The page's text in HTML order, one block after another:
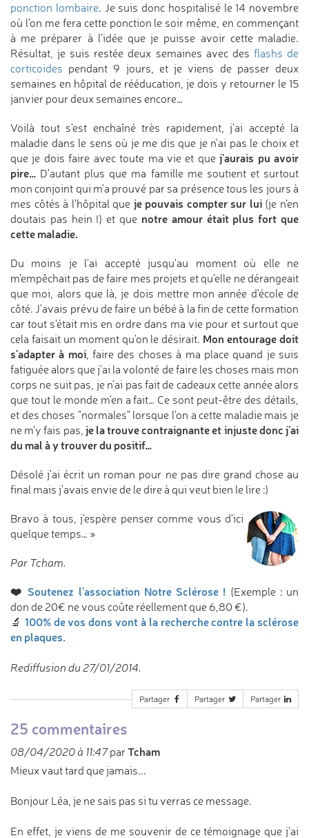
ponction lombaire. Je suis donc hospitalisé le 14 novembre
où l'on me fera cette ponction le soir même, en commençant
à me préparer à l'idée que je puisse avoir cette maladie.
Résultat, je suis restée deux semaines avec des flashs de
corticoïdes pendant 9 jours, et je viens de passer deux
semaines en hôpital de rééducation, je dois y retourner le 15
janvier pour deux semaines encore…
Voilà tout s'est enchaîné très rapidement, j'ai accepté la
maladie dans le sens où je me dis que je n'ai pas le choix et
que je dois faire avec toute ma vie et quej'aurais pu avoir
pire… D'autant plus que ma famille me soutient et surtout
mon conjoint qui m'a prouvé par sa présence tous les jours à
mes côtés à l'hôpital que je pouvais compter sur lui(je n’en
doutais pas hein !) et que notre amour était plus fort que
cette maladie.
Du moins je l'ai accepté jusqu'au moment où elle ne
m'empêchait pas de faire mes projets et qu'elle ne dérangeait
que moi, alors que là, je dois mettre mon année d'école de
côté. J'avais prévu de faire un bébé à la fin de cette formation
car tout s'était mis en ordre dans ma vie pour et surtout que
cela faisait un moment qu'on le désirait. Mon entourage doit
s'adapter à moi, faire des choses à ma place quand je suis
fatiguée alors que j'ai la volonté de faire les choses mais mon
corps ne suit pas, je n'ai pas fait de cadeaux cette année alors
que tout le monde m'en a fait… Ce sont peut-être des détails,
et des choses "normales" lorsque l'on a cette maladie mais je
ne m'y fais pas, je la trouve contraignante et injuste donc j'ai
du mal à y trouver du positif…
Désolé j'ai écrit un roman pour ne pas dire grand chose au
final mais j'avais envie de le dire à qui veut bien le lire :)
Bravo à tous, j'espère penser comme vous d'ici
quelque temps… »
Par Tcham.
❤️ Soutenez l'association Notre Sclérose ! (Exemple : un
don de 20€ ne vous coûte réellement que 6,80 €).
🔬 100% de vos dons vont à la recherche contre la sclérose
en plaques.
Rediffusion du 27/01/2014.
Partager Partager Partager
25 commentaires
08/04/2020 à 11:47par Tcham
Mieux vaut tard que jamais...
Bonjour Léa, je ne sais pas si tu verras ce message.
En effet, je viens de me souvenir de ce témoignage que j'ai